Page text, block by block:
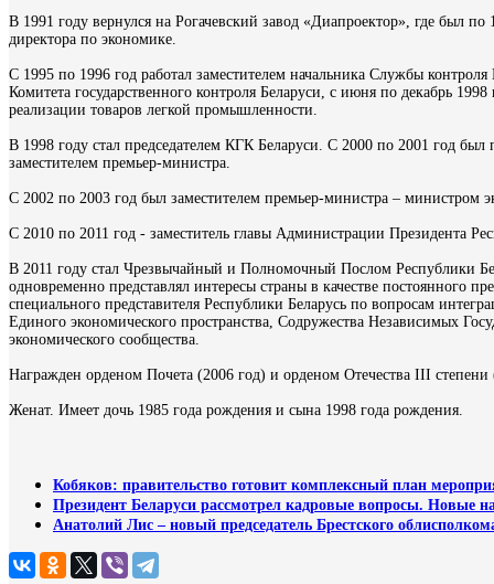
В 1991 году вернулся на Рогачевский завод «Диапроектор», где был
директора по экономике.
С 1995 по 1996 год работал заместителем начальника Службы
Комитета государственного контроля Беларуси, с июня по декабрь
реализации товаров легкой промышленности.
В 1998 году стал председателем КГК Беларуси. С 2000 по 2001 год
заместителем премьер-министра.
С 2002 по 2003 год был заместителем премьер-министра – министром
С 2010 по 2011 год - заместитель главы Администрации Президента
В 2011 году стал Чрезвычайный и Полномочный Послом Республики
одновременно представлял интересы страны в качестве постоянного
специального представителя Республики Беларусь по вопросам
Единого экономического пространства, Содружества Независимых
экономического сообщества.
Награжден орденом Почета (2006 год) и орденом Отечества III степени
Женат. Имеет дочь 1985 года рождения и сына 1998 года рождения.
Кобяков: правительство готовит комплексный план
Президент Беларуси рассмотрел кадровые вопросы. Новые
Анатолий Лис – новый председатель Брестского